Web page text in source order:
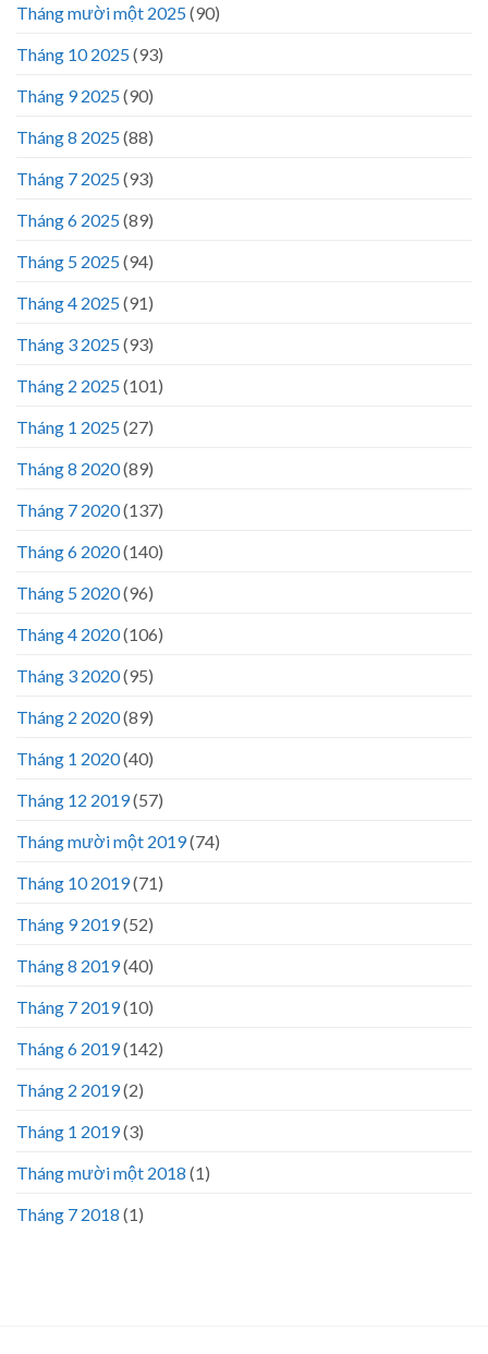
Tháng mười một 2025(90)
Tháng 10 2025(93)
Tháng 9 2025(90)
Tháng 8 2025(88)
Tháng 7 2025(93)
Tháng 6 2025(89)
Tháng 5 2025(94)
Tháng 4 2025(91)
Tháng 3 2025(93)
Tháng 2 2025(101)
Tháng 1 2025(27)
Tháng 8 2020(89)
Tháng 7 2020(137)
Tháng 6 2020(140)
Tháng 5 2020(96)
Tháng 4 2020(106)
Tháng 3 2020(95)
Tháng 2 2020(89)
Tháng 1 2020(40)
Tháng 12 2019(57)
Tháng mười một 2019(74)
Tháng 10 2019(71)
Tháng 9 2019(52)
Tháng 8 2019(40)
Tháng 7 2019(10)
Tháng 6 2019(142)
Tháng 2 2019(2)
Tháng 1 2019(3)
Tháng mười một 2018 (1)
Tháng 7 2018 (1)